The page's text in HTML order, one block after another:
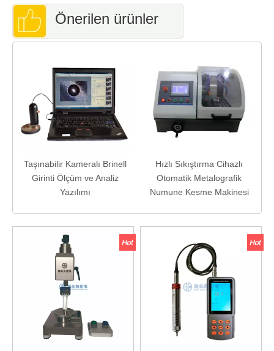
Önerilen ürünler
Taşınabilir Kameralı Brinell
Girinti Ölçüm ve Analiz
Yazılımı
Hızlı Sıkıştırma Cihazlı
Otomatik Metalografik
Numune Kesme Makinesi